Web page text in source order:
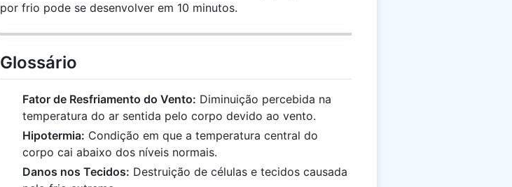
por frio pode se desenvolver em 10 minutos.
Glossário
Fator de Resfriamento do Vento: Diminuição percebida na
temperatura do ar sentida pelo corpo devido ao vento.
Hipotermia: Condição em que a temperatura central do
corpo cai abaixo dos níveis normais.
Danos nos Tecidos: Destruição de células e tecidos causada